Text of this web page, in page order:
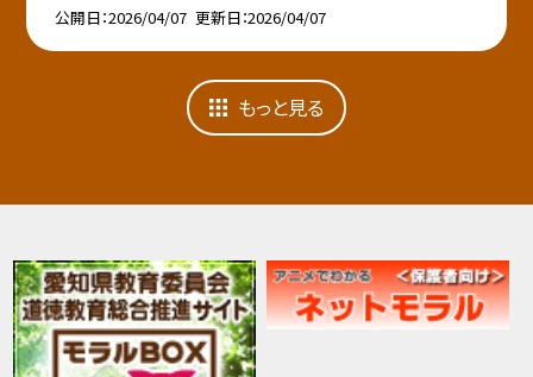
公開日 2026/04/07 更新日 2026/04/07
もっと見る